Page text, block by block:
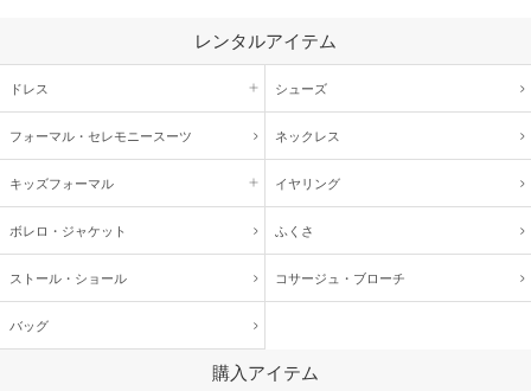
レンタルアイテム
ドレス シューズ
フォーマル・ セレモニースーツ ネックレス
キッズフォーマル イヤリング
ボレロ・ジャケット ふくさ
ストール・ショール コサージュ・ ブローチ
バッグ
購入アイテム